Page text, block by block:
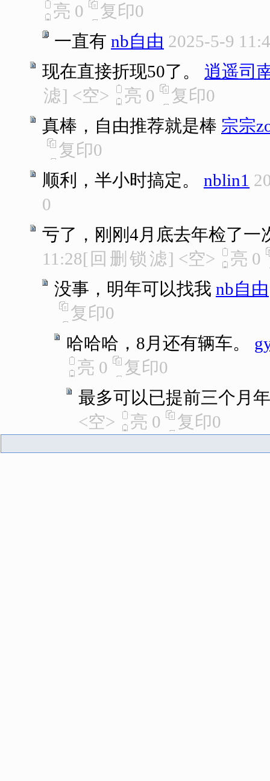
亮 0 复印0
一直有 nb自由 2025-5-9
现在直接折现50了。
逍遥司
滤] <空> 亮 0 复印0
真棒，自由推荐就是棒 宗宗
复印0
顺利，半小时搞定。
nblin1
0
亏了，刚刚4月底去年检了一
11:28[ 回 删 锁 滤] <空> 亮 0
没事，明年可以找我 nb自由
复印0
哈哈哈，8月还有辆车。
亮 0 复印0
最多可以已提前三个月
<空>
亮 0 复印0